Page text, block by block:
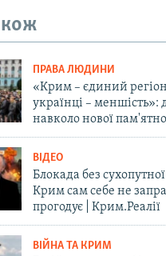
ПРАВА ЛЮДИНИ
«Крим – єдиний
українці – меншість»:
навколо нової
ВІДЕО
Блокада без
Крим сам себе не
прогодує | Крим.Реалії
ВІЙНА ТА КРИМ